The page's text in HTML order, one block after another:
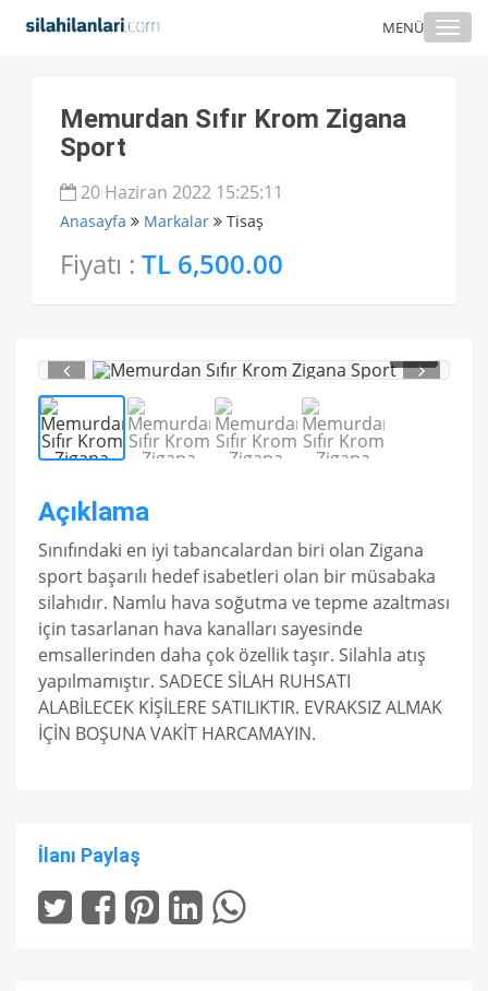
MENÜ
Memurdan Sıfır Krom Zigana
Sport
20 Haziran 2022 15:25:11
Anasayfa Markalar Tisaş
Fiyatı : TL 6,500.00
1/ 4
Açıklama
Sınıfındaki en iyi tabancalardan biri olan Zigana
sport başarılı hedef isabetleri olan bir müsabaka
silahıdır. Namlu hava soğutma ve tepme azaltması
için tasarlanan hava kanalları sayesinde
emsallerinden daha çok özellik taşır. Silahla atış
yapılmamıştır. SADECE SİLAH RUHSATI
ALABİLECEK KİŞİLERE SATILIKTIR. EVRAKSIZ ALMAK
İÇİN BOŞUNA VAKİT HARCAMAYIN.
İlanı Paylaş